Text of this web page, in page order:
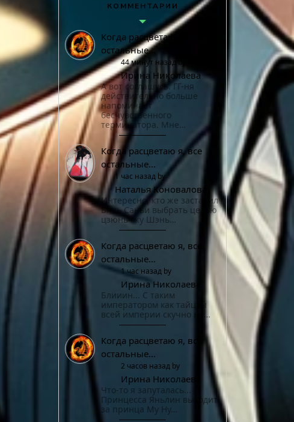
КОММЕНТАРИИ
Когда расцветаю я, все
остальные…
44 минут назад by
Ирина Николаева
А вот соглашусь. ГГ-ня
действительно больше
напоминает
бесчувственного
терминатора. Мне…
Когда расцветаю я, все
остальные…
1 час назад by
Наталья Коновалова
Интересно, кто же заставил
Бянь Саньи выбрать целью
цзюньчжу Шэнь…
Когда расцветаю я, все
остальные…
1 час назад by
Ирина Николаева
Блииин... С таким
императором как тайцзы
всей империи скучно не…
Когда расцветаю я, все
остальные…
2 часов назад by
Ирина Николаева
Что-то я запуталась...
Принцесса Яньлин выходит
за принца Му Ну…